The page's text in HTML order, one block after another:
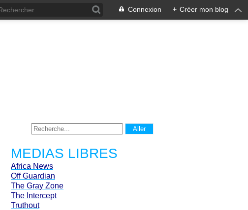
Connexion + Créer mon blog
MEDIAS LIBRES
Africa News
Off Guardian
The Gray Zone
The Intercept
Truthout